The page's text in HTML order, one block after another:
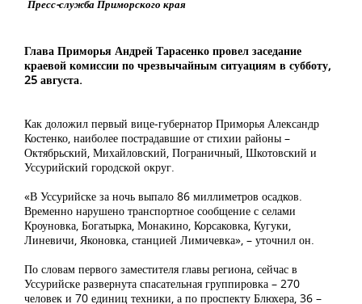
Пресс-служба Приморского края
Глава Приморья Андрей Тарасенко провел заседание
краевой комиссии по чрезвычайным ситуациям в субботу,
25 августа.
Как доложил первый вице-губернатор Приморья Александр
Костенко, наиболее пострадавшие от стихии районы –
Октябрьский, Михайловский, Пограничный, Шкотовский и
Уссурийский городской округ.
«В Уссурийске за ночь выпало 86 миллиметров осадков.
Временно нарушено транспортное сообщение с селами
Кроуновка, Богатырка, Монакино, Корсаковка, Кугуки,
Линевичи, Яконовка, станцией Лимичевка», – уточнил он.
По словам первого заместителя главы региона, сейчас в
Уссурийске развернута спасательная группировка – 270
человек и 70 единиц техники, а по проспекту Блюхера, 36 –